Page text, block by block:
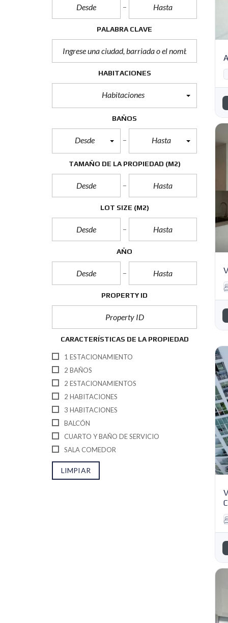
PALABRA CLAVE
HABITACIONES
Habitaciones
BAÑOS
Desde Hasta
TAMAÑO DE LA PROPIEDAD (M2)
LOT SIZE (M2)
AÑO
PROPERTY ID
CARACTERÍSTICAS DE LA PROPIEDAD
1 ESTACIONAMIENTO
2 BAÑOS
2 ESTACIONAMIENTOS
2 HABITACIONES
3 HABITACIONES
BALCÓN
CUARTO Y BAÑO DE SERVICIO
SALA COMEDOR
LIMPIAR